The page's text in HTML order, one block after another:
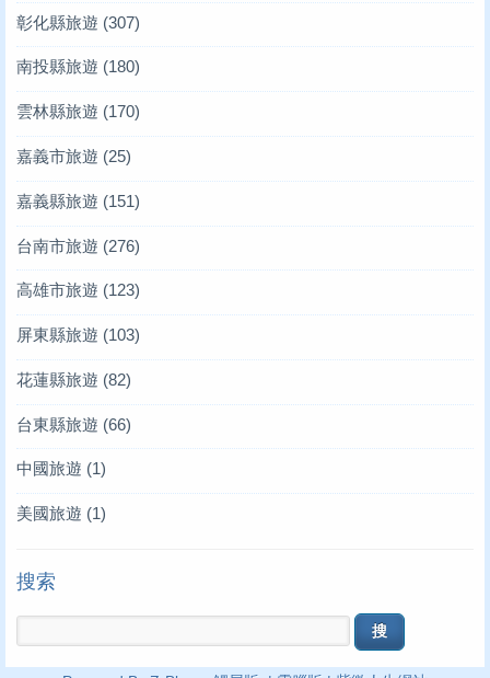
彰化縣旅遊 (307)
南投縣旅遊 (180)
雲林縣旅遊 (170)
嘉義市旅遊 (25)
嘉義縣旅遊 (151)
台南市旅遊 (276)
高雄市旅遊 (123)
屏東縣旅遊 (103)
花蓮縣旅遊 (82)
台東縣旅遊 (66)
中國旅遊 (1)
美國旅遊 (1)
搜索